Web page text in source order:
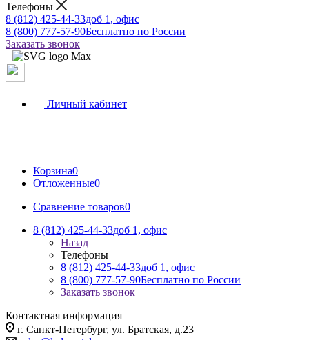
Телефоны
8 (812) 425-44-33доб 1, офис
8 (800) 777-57-90Бесплатно по России
Заказать звонок
Личный кабинет
Корзина0
Отложенные0
Сравнение товаров0
8 (812) 425-44-33доб 1, офис
Назад
Телефоны
8 (812) 425-44-33доб 1, офис
8 (800) 777-57-90Бесплатно по России
Заказать звонок
Контактная информация
г. Санкт-Петербург, ул. Братская, д.23